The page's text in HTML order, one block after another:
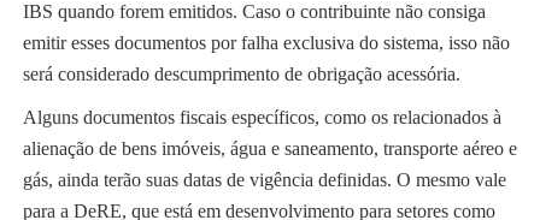
IBS quando forem emitidos. Caso o contribuinte não consiga
emitir esses documentos por falha exclusiva do sistema, isso não
será considerado descumprimento de obrigação acessória.
Alguns documentos fiscais específicos, como os relacionados à
alienação de bens imóveis, água e saneamento, transporte aéreo e
gás, ainda terão suas datas de vigência definidas. O mesmo vale
para a DeRE, que está em desenvolvimento para setores como